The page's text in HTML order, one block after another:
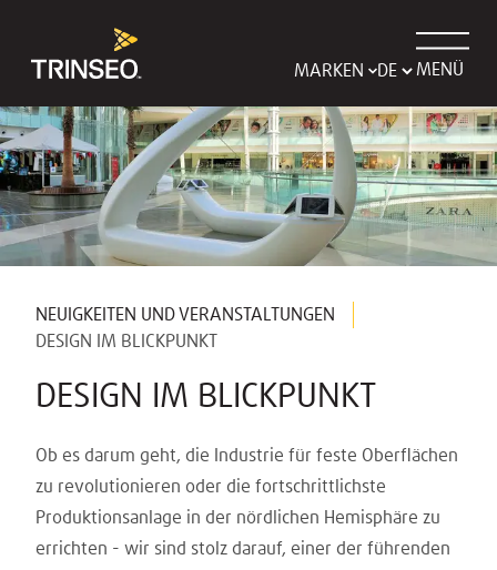
MARKEN MENÜ
NEUIGKEITEN UND VERANSTALTUNGEN
DESIGN IM BLICKPUNKT
DESIGN IM BLICKPUNKT
Ob es darum geht, die Industrie für feste Oberflächen
zu revolutionieren oder die fortschrittlichste
Produktionsanlage in der nördlichen Hemisphäre zu
errichten - wir sind stolz darauf, einer der führenden